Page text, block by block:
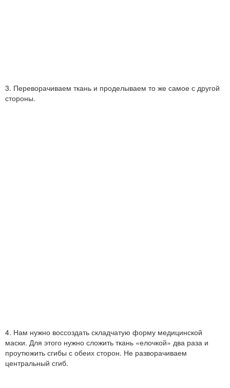
3. Переворачиваем ткань и проделываем то же самое с другой
стороны.
4. Нам нужно воссоздать складчатую форму медицинской
маски. Для этого нужно сложить ткань «елочкой» два раза и
проутюжить сгибы с обеих сторон. Не разворачиваем
центральный сгиб.